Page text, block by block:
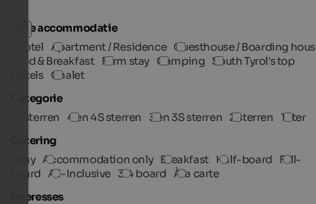
Type accommodatie
Hotel Apartment / Residence Guesthouse / Boarding
Bed & Breakfast Farm stay Camping South Tyrol's top
Hotels Chalet
Categorie
5 sterren 4 en 4S sterren 3 en 3S sterren 2 sterren 1 ster
Catering
Any Accommodation only Breakfast Half-board
Full-
board All-Inclusive 3/4 board À la carte
Interesses